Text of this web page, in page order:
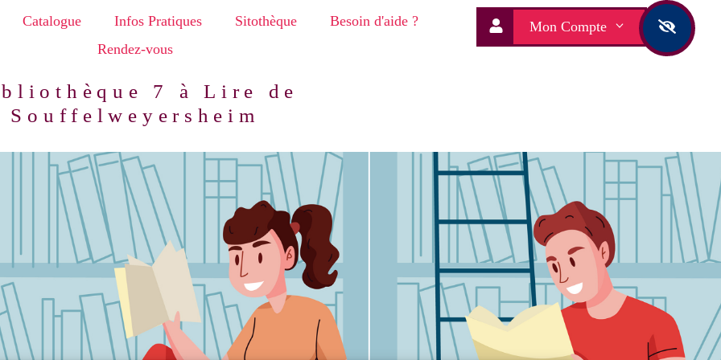
Catalogue Infos Pratiques Sitothèque
Besoin d'aide ?
Rendez-vous
7 à Lire de
Souffelweyersheim
Mon Compte